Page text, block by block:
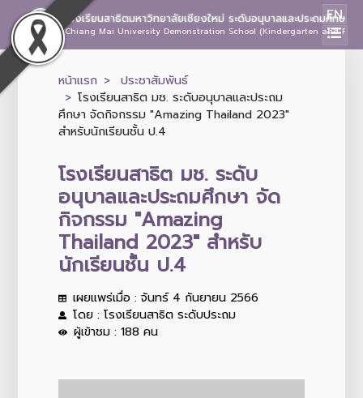
โรงเรียนสาธิตมหาวิทยาลัยเชียงใหม่ ระดับอนุบาลและประถมศึกษา
Chiang Mai University Demonstration School (Kindergarten and
EN
หน้าแรก
ประชาสัมพันธ์
โรงเรียนสาธิต มช. ระดับอนุบาลและประถม
ศึกษา จัดกิจกรรม "Amazing Thailand 2023"
สำหรับนักเรียนชั้น ป.4
โรงเรียนสาธิต มช. ระดับ
อนุบาลและประถมศึกษา จัด
กิจกรรม "Amazing
Thailand 2023" สำหรับ
นักเรียนชั้น ป.4
เผยแพร่เมื่อ : จันทร์ 4 กันยายน 2566
โดย : โรงเรียนสาธิต ระดับประถม
ผู้เข้าชม : 188 คน